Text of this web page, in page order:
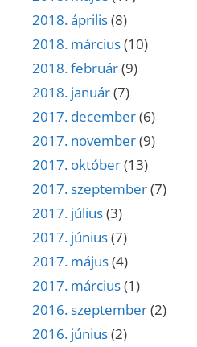
2018. április(8)
2018. március(10)
2018. február(9)
2018. január(7)
2017. december(6)
2017. november(9)
2017. október(13)
2017. szeptember(7)
2017. július(3)
2017. június(7)
2017. május(4)
2017. március(1)
2016. szeptember(2)
2016. június(2)